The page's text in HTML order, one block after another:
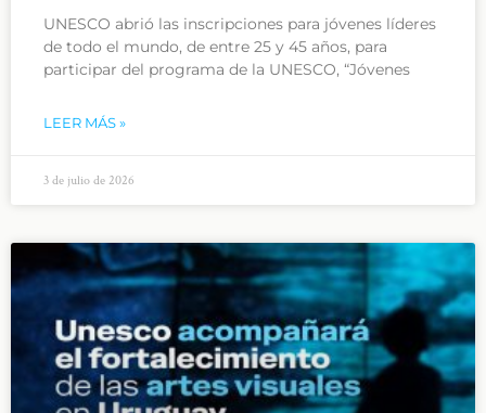
UNESCO abrió las inscripciones para jóvenes líderes
de todo el mundo, de entre 25 y 45 años, para
participar del programa de la UNESCO, “Jóvenes
LEER MÁS »
3 de julio de 2026